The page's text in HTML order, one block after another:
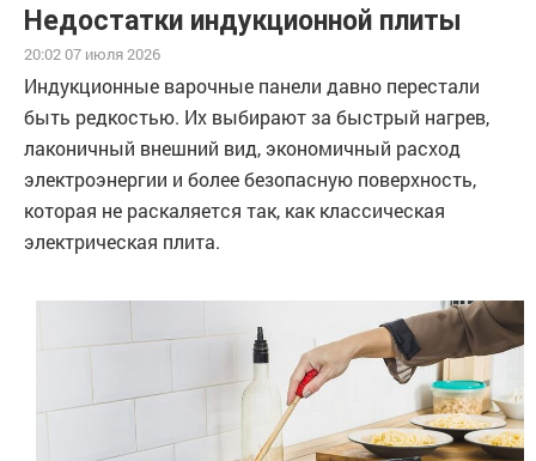
Недостатки индукционной плиты
20:02 07 июля 2026
Индукционные варочные панели давно перестали
быть редкостью. Их выбирают за быстрый нагрев,
лаконичный внешний вид, экономичный расход
электроэнергии и более безопасную поверхность,
которая не раскаляется так, как классическая
электрическая плита.